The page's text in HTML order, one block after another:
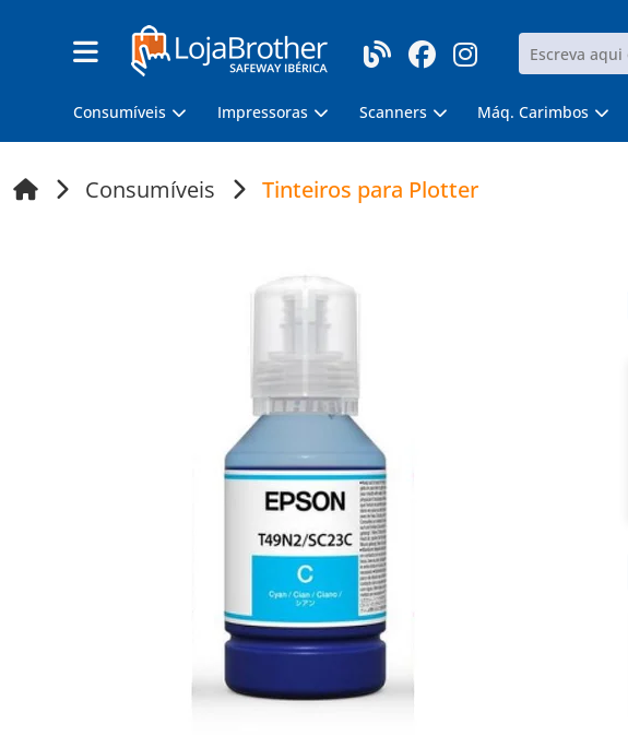
Consumíveis Impressoras Scanners Máq. Carimbos
Consumíveis Tinteiros para Plotter